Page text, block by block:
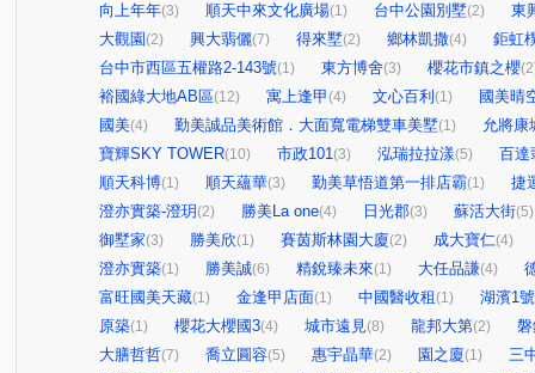
向上年年(3) 順天中來文化廣場(1) 台中公園別墅(2)
東
大觀園 (2) 興大翡儷(7) 得來墅(2) 鄉林凱撒(4)
鉅虹
台中市西區五權路2-143號(1) 東方博舍(3) 櫻花市鎮之櫻
裕國綠大地AB區(12) 寓上逢甲 (4) 文心百利 (1)
國美晴
國美(4) 勤美誠品美術館．大面寬電梯雙車美墅(1)
允將康
寶輝SKY TOWER(10) 市政101(3) 泓瑞拉拉漾(5)
百達
順天科博(1) 順天蘊華(3) 勤美草悟道第一排店霸(1)
捷
澄亦實築-澄玥 (2) 勝美La one(4) 日光郡(3) 蘇活大街(5)
御墅家(3) 勝美欣(1) 賽茵斯林園大廈(2) 成大寶仁(4)
澄亦實築(1) 勝美誠(6) 精銳臻未來(1) 大任品謙(4)
富旺國美天藏(1) 金逢甲店面(1) 中國醫收租 (1)
湖濱1
原築(1) 櫻花大櫻國3(4) 城市遠見(8) 龍邦大第(2)
大膳哲哲(7) 喬立圓容(5) 惠宇晶華(2) 園之廈(1)
三